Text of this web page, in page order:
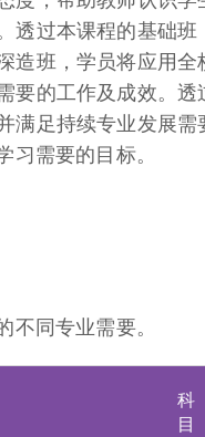
透过本课程的基础
造班，学员将应用
要的工作及成效。
满足持续专业发展
需要的目标。
同专业需要。
科
目